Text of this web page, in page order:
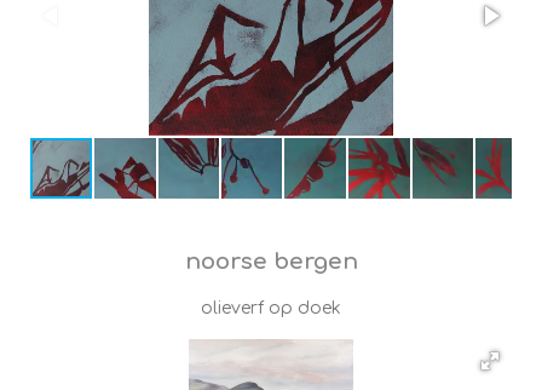
noorse bergen
olieverf op doek